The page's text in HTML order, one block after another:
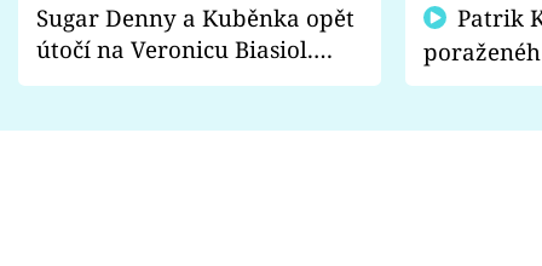
Sugar Denny a Kuběnka opět
útočí na Veronicu Biasiol.
Proč je podle nich falešná a
fanoušci